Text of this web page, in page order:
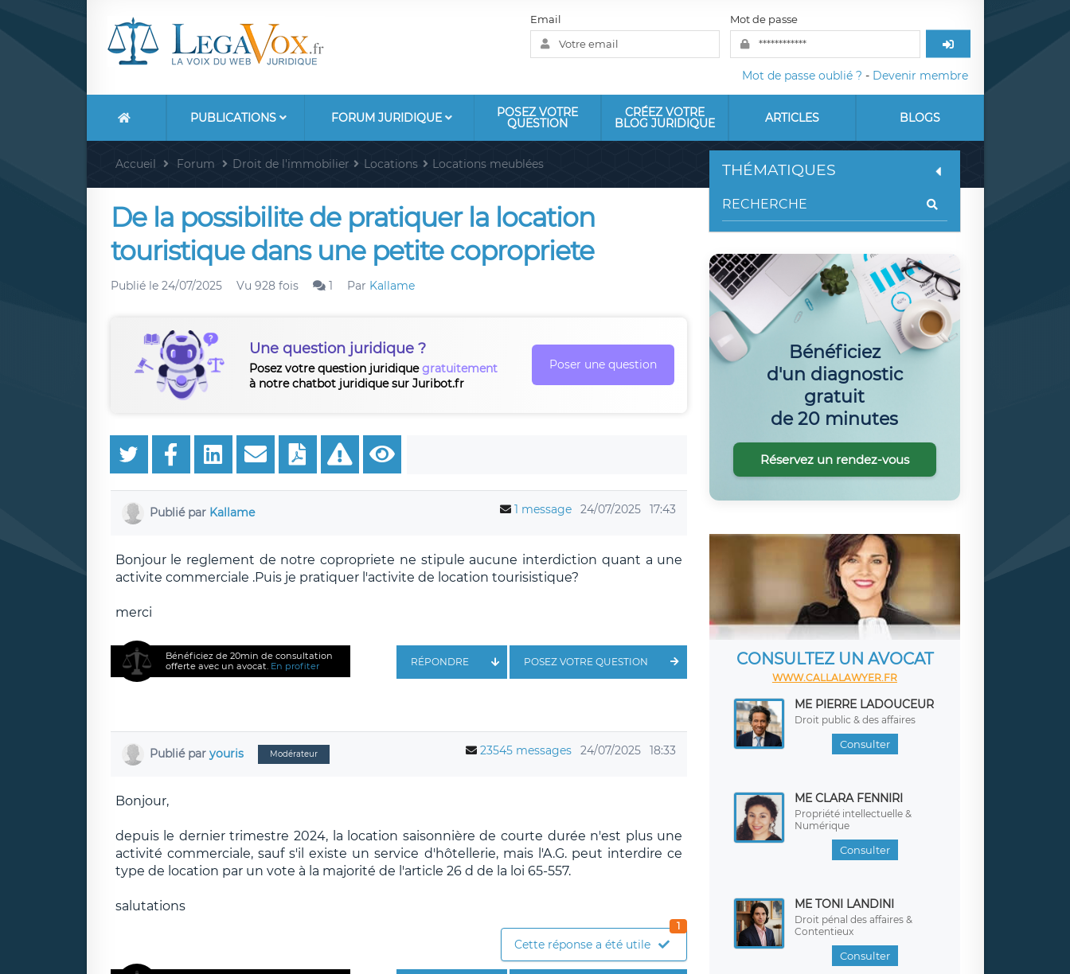
Email Mot de passe
Mot de passe oublié ? - Devenir membre
PUBLICATIONS FORUM JURIDIQUE POSEZ VOTRE
QUESTION
CRÉEZ VOTRE
BLOG JURIDIQUE ARTICLES BLOGS
Accueil Forum Droit de l'immobilier Locations Locations meublées
De la possibilite de pratiquer la location
touristique dans une petite copropriete
Publié le 24/07/2025 Vu 928 fois 1 Par Kallame
Une question juridique ?
Posez votre question juridiquegratuitement
à notre chatbot juridique sur Juribot.fr
Poser une question
Publié par Kallame 1 message 24/07/2025 17:43
Bonjour le reglement de notre copropriete ne stipule aucune interdiction quant a une
activite commerciale .Puis je pratiquer l'activite de location tourisistique?
merci
Bénéficiez de 20min de consultation
offerte avec un avocat. En profiter POSEZ VOTRE QUESTION
RÉPONDRE
Publié par youris Modérateur 23545 messages 24/07/2025 18:33
Bonjour,
depuis le dernier trimestre 2024, la location saisonnière de courte durée n'est plus une
activité commerciale, sauf s'il existe un service d'hôtellerie, mais l'A.G. peut interdire ce
type de location par un vote à la majorité de l'article 26 d de la loi 65-557.
salutations
Cette réponse a été utile
1
THÉMATIQUES
Bénéficiez
d'un diagnostic
gratuit
de 20 minutes
Réservez un rendez-vous
CONSULTEZ UN AVOCAT
WWW.CALLALAWYER.FR
ME PIERRE LADOUCEUR
Droit public & des affaires
Consulter
ME CLARA FENNIRI
Propriété intellectuelle &
Numérique
Consulter
ME TONI LANDINI
Droit pénal des affaires &
Contentieux
Consulter